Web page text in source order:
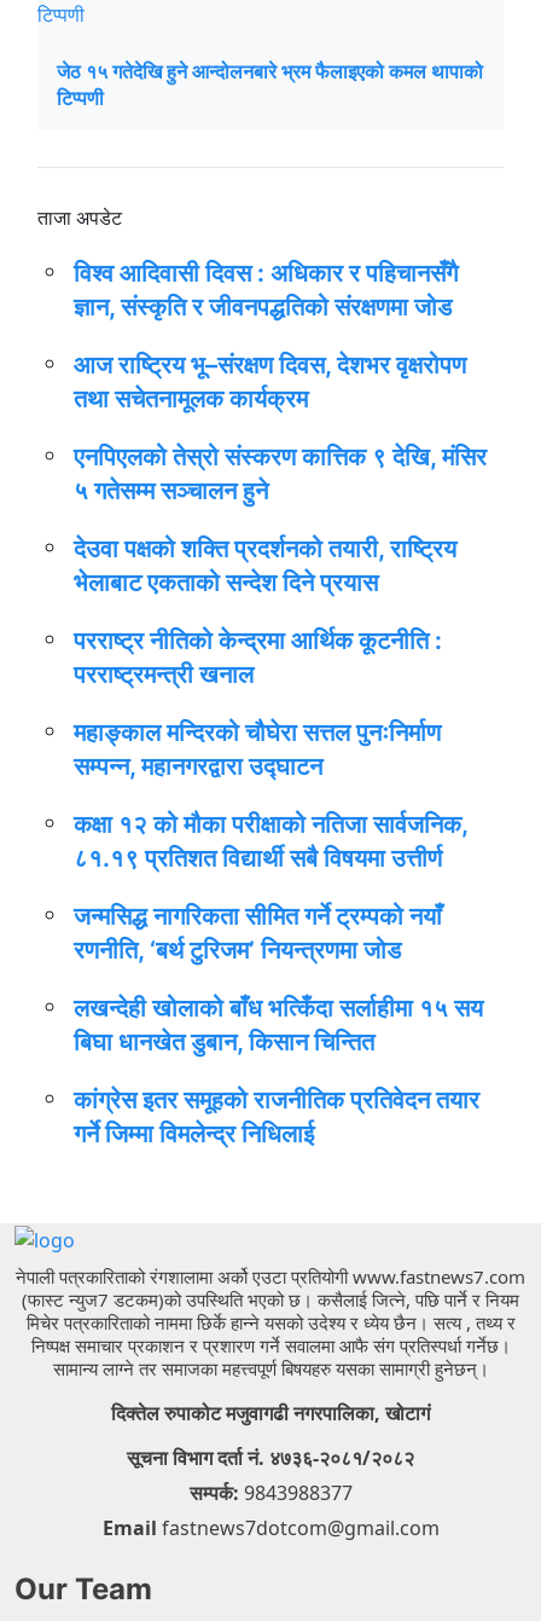
जेठ १५ गतेदेखि हुने आन्दोलनबारे भ्रम फैलाइएको कमल थापाको
टिप्पणी
ताजा अपडेट
विश्व आदिवासी दिवस : अधिकार र पहिचानसँगै
ज्ञान, संस्कृति र जीवनपद्धतिको संरक्षणमा जोड
आज राष्ट्रिय भू–संरक्षण दिवस, देशभर वृक्षरोपण
तथा सचेतनामूलक कार्यक्रम
एनपिएलको तेस्रो संस्करण कात्तिक ९ देखि, मंसिर
५ गतेसम्म सञ्चालन हुने
देउवा पक्षको शक्ति प्रदर्शनको तयारी, राष्ट्रिय
भेलाबाट एकताको सन्देश दिने प्रयास
परराष्ट्र नीतिको केन्द्रमा आर्थिक कूटनीति :
परराष्ट्रमन्त्री खनाल
महाङ्काल मन्दिरको चौघेरा सत्तल पुनःनिर्माण
सम्पन्न, महानगरद्वारा उद्घाटन
कक्षा १२ को मौका परीक्षाको नतिजा सार्वजनिक,
८१.१९ प्रतिशत विद्यार्थी सबै विषयमा उत्तीर्ण
जन्मसिद्ध नागरिकता सीमित गर्ने ट्रम्पको नयाँ
रणनीति, ‘बर्थ टुरिजम’ नियन्त्रणमा जोड
लखन्देही खोलाको बाँध भत्किँदा सर्लाहीमा १५ सय
बिघा धानखेत डुबान, किसान चिन्तित
कांग्रेस इतर समूहको राजनीतिक प्रतिवेदन तयार
गर्ने जिम्मा विमलेन्द्र निधिलाई
नेपाली पत्रकारिताको रंगशालामा अर्को एउटा प्रतियोगी www.fastnews7.com
(फास्ट न्युज7 डटकम)को उपस्थिति भएको छ।कसैलाई जित्ने, पछि पार्ने र नियम
मिचेर पत्रकारिताको नाममा छिर्के हान्ने यसको उदेश्य र ध्येय छैन।सत्य , तथ्य र
निष्पक्ष समाचार प्रकाशन र प्रशारण गर्ने सवालमा आफै संग प्रतिस्पर्धा गर्नेछ।
सामान्य लाग्ने तर समाजका महत्त्वपूर्ण बिषयहरु यसका सामाग्री हुनेछन्।
दिक्तेल रुपाकोट मजुवागढी नगरपालिका, खोटागं
सूचना विभाग दर्ता नं. ४७३६-२०८१/२०८२
सम्पर्क: 9843988377
Email fastnews7dotcom@gmail.com
Our Team